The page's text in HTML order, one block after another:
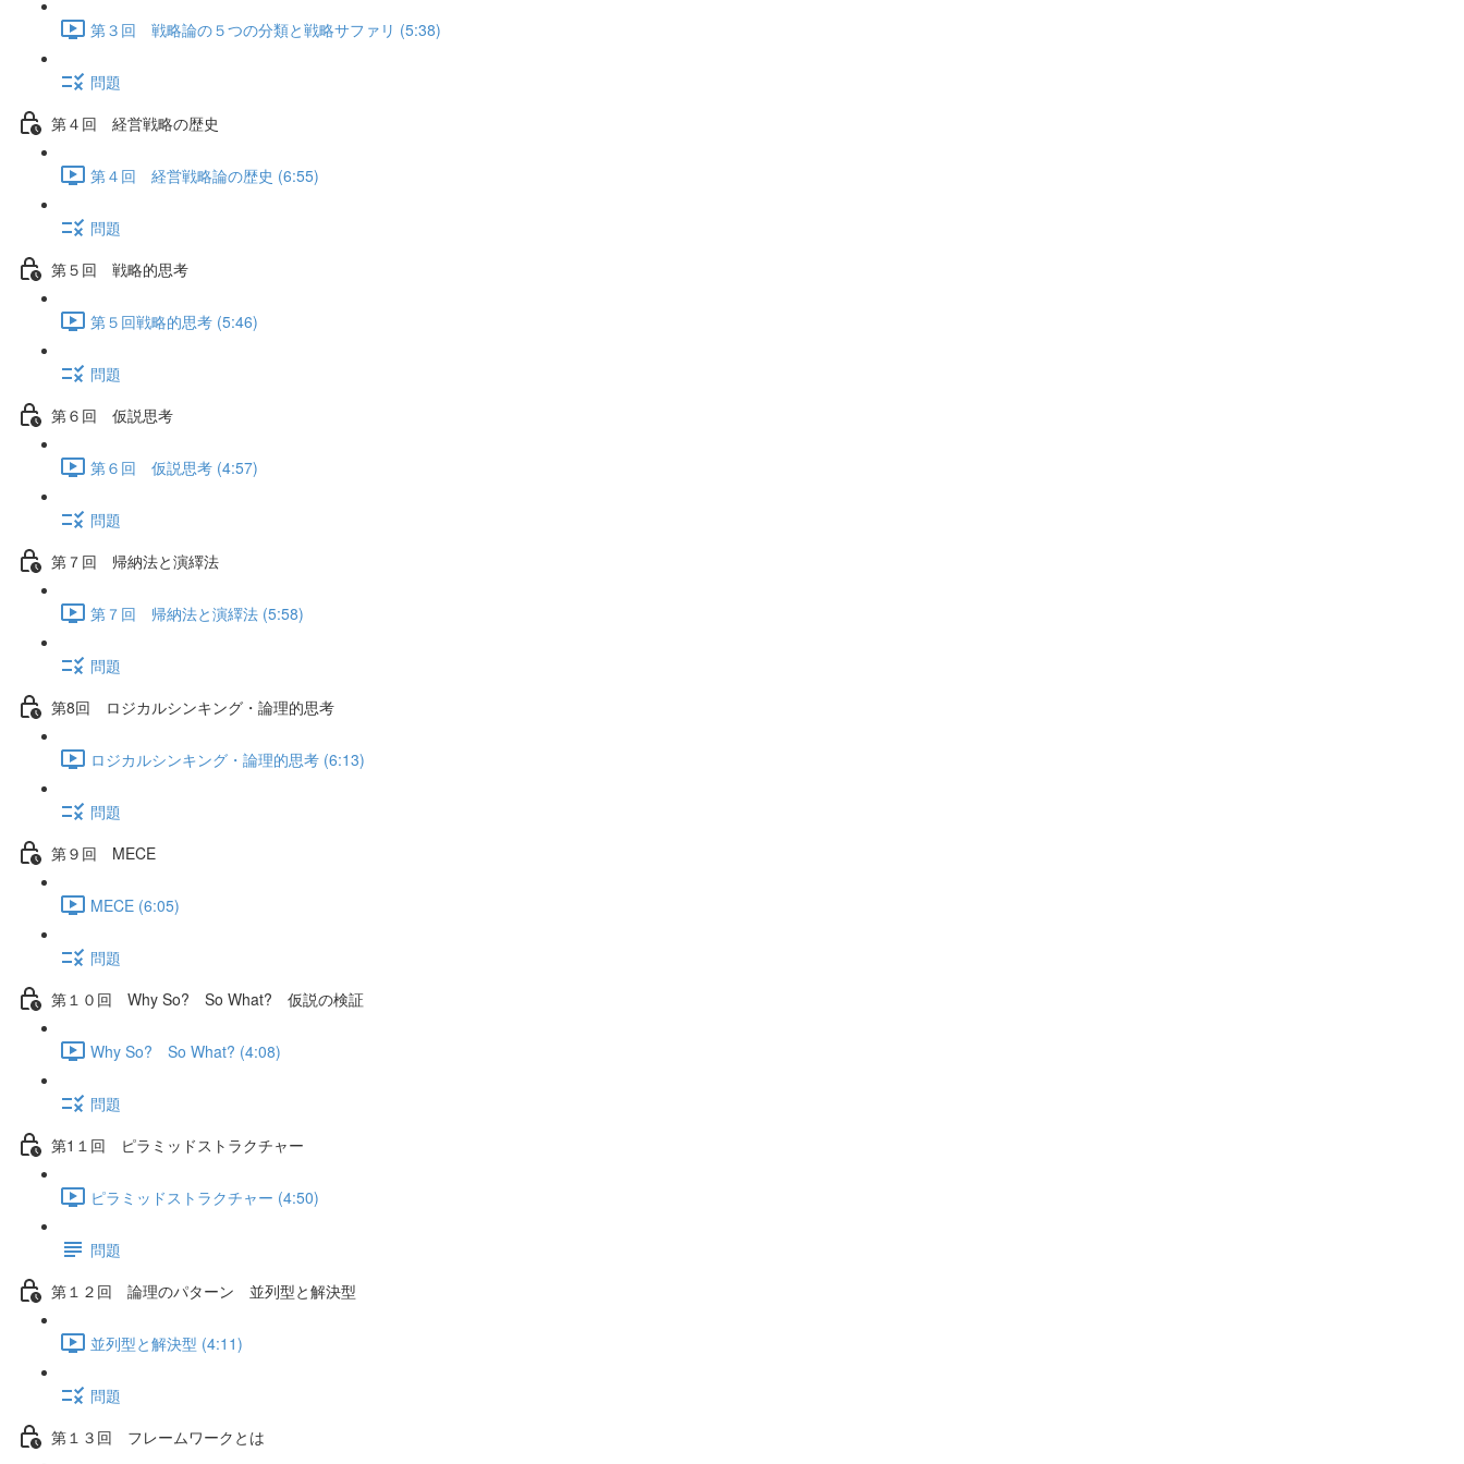
第３回 戦略論の５つの分類と戦略サファリ (5:38)
問題
第４回 経営戦略の歴史
第４回 経営戦略論の歴史 (6:55)
問題
第５回 戦略的思考
第５回戦略的思考 (5:46)
問題
第６回 仮説思考
第６回 仮説思考 (4:57)
問題
第７回 帰納法と演繹法
第７回 帰納法と演繹法 (5:58)
問題
第8回 ロジカルシンキング・論理的思考
ロジカルシンキング・論理的思考 (6:13)
問題
第９回 MECE
MECE (6:05)
問題
第１０回 Why So? So What? 仮説の検証
Why So? So What? (4:08)
問題
第1１回 ピラミッドストラクチャー
ピラミッドストラクチャー (4:50)
問題
第１２回 論理のパターン 並列型と解決型
並列型と解決型 (4:11)
問題
第１３回 フレームワークとは